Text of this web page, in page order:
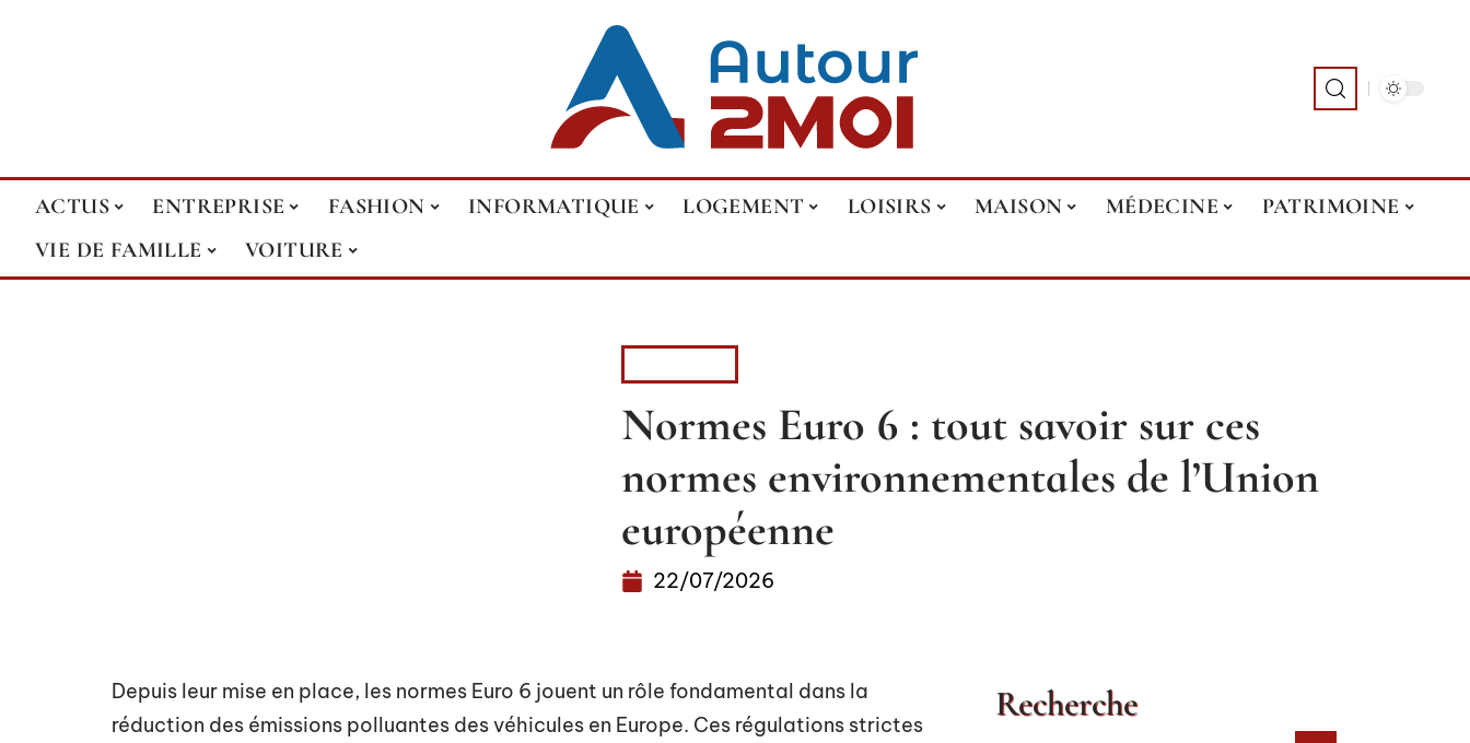
ACTUS ENTREPRISE FASHION INFORMATIQUE LOGEMENT LOISIRS MAISON MÉDECINE
PATRIMOINE
VIE DE FAMILLE
VOITURE
Normes Euro 6 : tout savoir sur ces
normes environnementales de l’Union
européenne
22/07/2026
Depuis leur mise en place, les normes Euro 6 jouent un rôle fondamental dans la
réduction des émissions polluantes des véhicules en Europe. Ces régulations strictes
Recherche